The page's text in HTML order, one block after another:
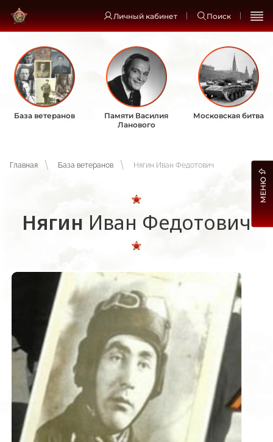
Личный кабинет Поиск
База ветеранов
Памяти Василия
Ланового
Московская битва
Главная База ветеранов Нягин Иван Федотович
Нягин Иван Федотович
МЕНЮ